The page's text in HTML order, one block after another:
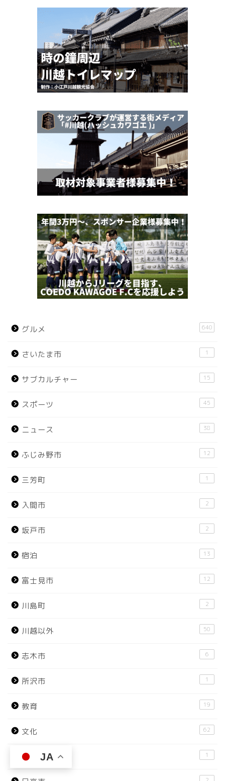
グルメ 640
さいたま市 1
サブカルチャー 15
スポーツ 45
ニュース 38
ふじみ野市 12
三芳町 1
入間市 2
坂戸市 2
宿泊 13
富士見市 12
川島町 2
川越以外 50
志木市 6
所沢市 1
教育 19
文化 62
新座市 1
JA